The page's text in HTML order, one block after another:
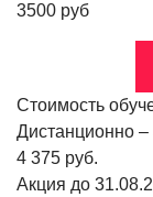
3500 руб
Стоимость
Дистанционно –
4 375 руб.
Акция до